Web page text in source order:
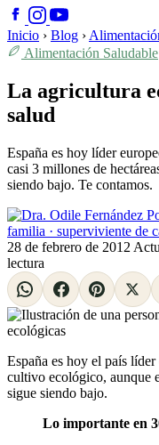
Inicio › Blog ›
Alimentación Saludable
La agricultura
salud
España es hoy líder
casi 3 millones de
siendo bajo. Te contamos.
familia · superviviente de
28 de febrero de 2012
lectura
España es hoy el país
cultivo ecológico, aunque
sigue siendo bajo.
Lo importante en